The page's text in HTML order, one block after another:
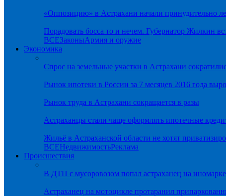
«Оппозицию» в Астрахани начали принудительно
Порадовать босса то и нечем. Губернатор Жилкин
ВСЕЗаконыАрмия и оружие
Экономика
Спрос на земельные участки в Астрахани
Рынок ипотеки в России за 7 месяцев 2016 года
Рынок труда в Астрахани сокращается в разы
Астраханцы стали чаще оформлять ипотечные
Жильё в Астраханской области не хотят
ВСЕНедвижимостьРеклама
Происшествия
В ДТП с мусоровозом попал астраханец на иномарке
Астраханец на мотоцикле протаранил